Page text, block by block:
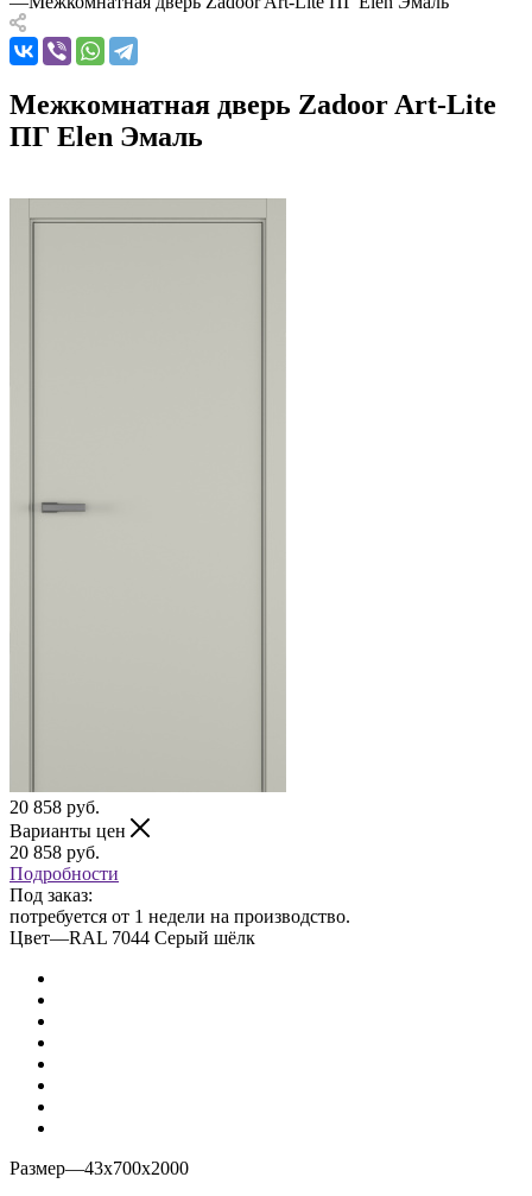
Межкомнатная дверь Zadoor Art-Lite
ПГ Elen Эмаль
20 858 руб.
Варианты цен
20 858 руб.
Подробности
Под заказ:
потребуется от 1 недели на производство.
Цвет—RAL 7044 Серый шёлк
Размер—43х700х2000